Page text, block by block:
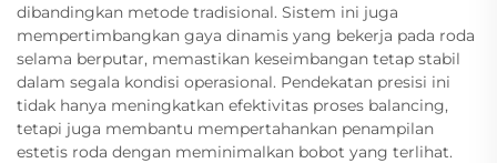
dibandingkan metode tradisional. Sistem ini juga
mempertimbangkan gaya dinamis yang bekerja pada roda
selama berputar, memastikan keseimbangan tetap stabil
dalam segala kondisi operasional. Pendekatan presisi ini
tidak hanya meningkatkan efektivitas proses balancing,
tetapi juga membantu mempertahankan penampilan
estetis roda dengan meminimalkan bobot yang terlihat.